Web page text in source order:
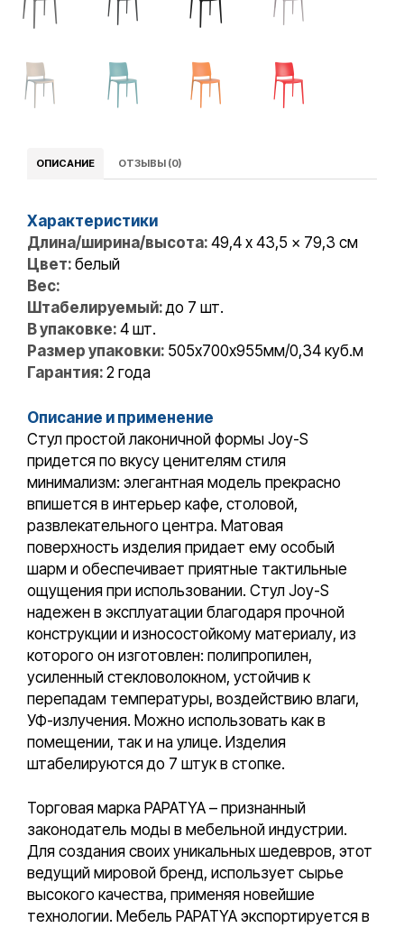
ОПИСАНИЕ ОТЗЫВЫ (0)
Характеристики
Длина/ширина/высота: 49,4 x 43,5 x 79,3 см
Цвет: белый
Вес:
Штабелируемый:до 7 шт.
В упаковке: 4 шт.
Размер упаковки: 505х700х955мм/0,34 куб.м
Гарантия: 2 года
Описание и применение
Стул простой лаконичной формы Joy-S
придется по вкусу ценителям стиля
минимализм: элегантная модель прекрасно
впишется в интерьер кафе, столовой,
развлекательного центра. Матовая
поверхность изделия придает ему особый
шарм и обеспечивает приятные тактильные
ощущения при использовании. Стул Joy-S
надежен в эксплуатации благодаря прочной
конструкции и износостойкому материалу, из
которого он изготовлен: полипропилен,
усиленный стекловолокном, устойчив к
перепадам температуры, воздействию влаги,
УФ-излучения. Можно использовать как в
помещении, так и на улице. Изделия
штабелируются до 7 штук в стопке.
Торговая марка PAPATYA – признанный
законодатель моды в мебельной индустрии.
Для создания своих уникальных шедевров, этот
ведущий мировой бренд, использует сырье
высокого качества, применяя новейшие
технологии. Мебель PAPATYA экспортируется в